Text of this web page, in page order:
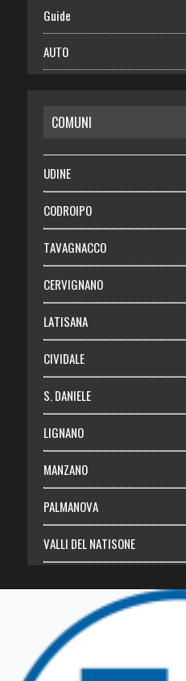
Guide
AUTO
RISPARMIO
SALUTE
Necrologie
Chi siamo
Abbonati
Login
COMUNI
UDINE
CODROIPO
TAVAGNACCO
CERVIGNANO
LATISANA
CIVIDALE
S. DANIELE
LIGNANO
MANZANO
PALMANOVA
VALLI DEL NATISONE
TRICESIMO
TARCENTO